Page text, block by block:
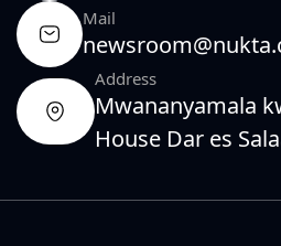
Mail
Address
Mwananyamala
House Dar es